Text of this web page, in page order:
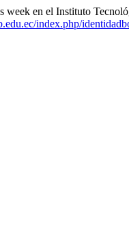
week en el Instituto
index.php/